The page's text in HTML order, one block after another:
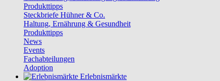
Produkttipps
Steckbriefe Hühner & Co.
Haltung, Ernährung & Gesundheit
Produkttipps
News
Events
Fachabteilungen
Adoption
Erlebnismärkte